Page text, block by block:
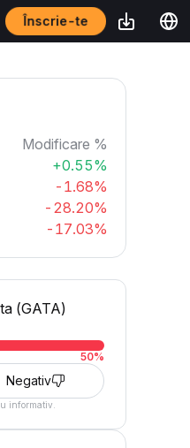
Înscrie-te
Modificare %
+0.55%
-1.68%
-28.20%
-17.03%
(GATA)
50%
Negativ
informativ.